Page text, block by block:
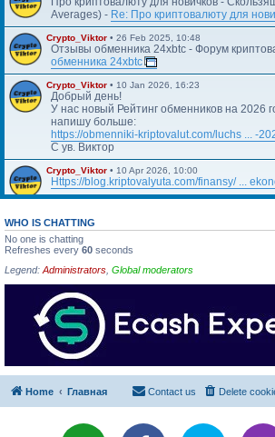
Averages) - Re: Про криптовалюту для
Crypto_Viktor • 26 Feb 2025, 10:48
Отзывы обменника 24xbtc - Форум
обменника 24xbtc
Crypto_Viktor • 10 Jan 2026, 16:23
Добрый день!
У нас новый Рейтинг обменников на 2026
напишу больше:
https://obmenniki-kriptovalut.com/luchs ... -
С ув. Виктор
Crypto_Viktor • 10 Apr 2026, 10:00
Https://blog.kriptovalyuta.com/finansy/ ...
WHO IS CHATTING
No one is chatting
Refreshes every 60 seconds
Legend: Administrators Global moderators
Home Главная Delete
Contact us